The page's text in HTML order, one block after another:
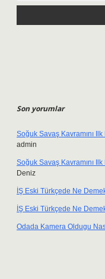
Son yorumlar
Soğuk Savaş Kavramını
admin
Soğuk Savaş Kavramını
Deniz
İŞ Eski Türkçede Ne
İŞ Eski Türkçede Ne
Odada Kamera Oldugu